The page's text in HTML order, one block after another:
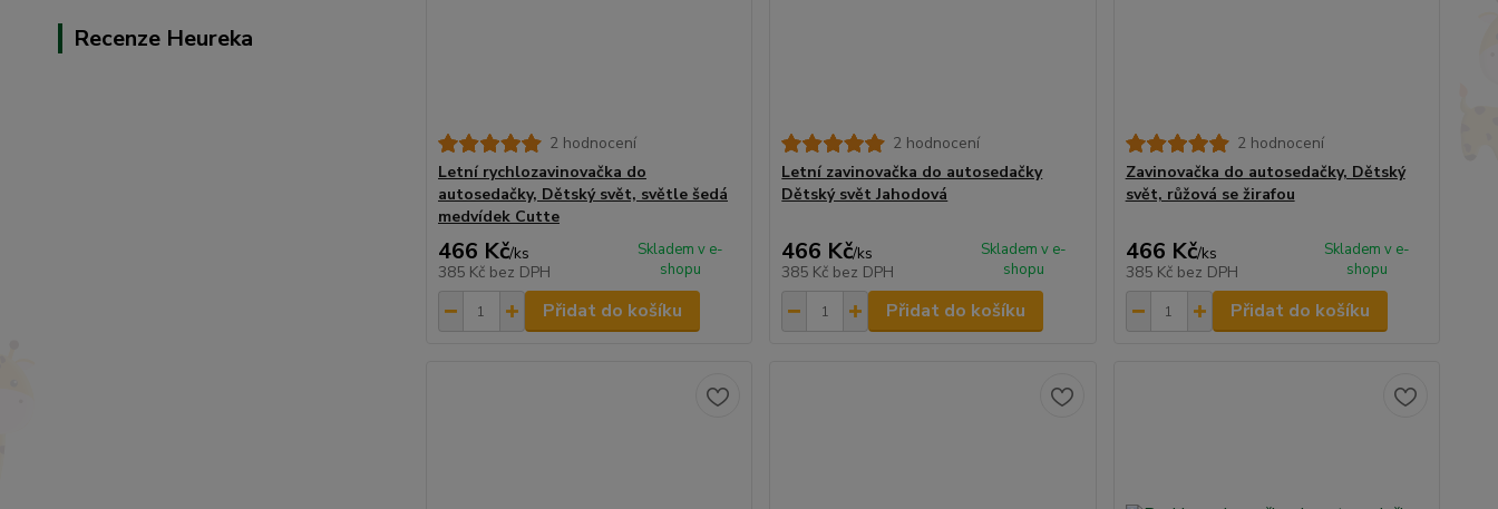
Recenze Heureka
2 hodnocení
Letní rychlozavinovačka do
autosedačky, Dětský svět, světle šedá
medvídek Cutte
466 Kč/ks
385 Kč bez DPH
Skladem v e-
shopu
Přidat do košíku
2 hodnocení
Letní zavinovačka do autosedačky
Dětský svět Jahodová
466 Kč/ks
385 Kč bez DPH
Skladem v e-
shopu
Přidat do košíku
2 hodnocení
Zavinovačka do autosedačky, Dětský
svět, růžová se žirafou
466 Kč/ks
385 Kč bez DPH
Skladem v e-
shopu
Přidat do košíku